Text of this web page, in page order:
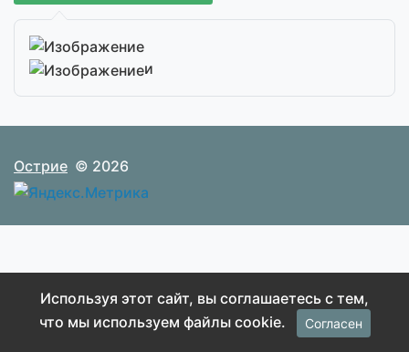
и
Острие © 2026
Используя этот сайт, вы соглашаетесь с тем,
что мы используем файлы cookie.
Согласен